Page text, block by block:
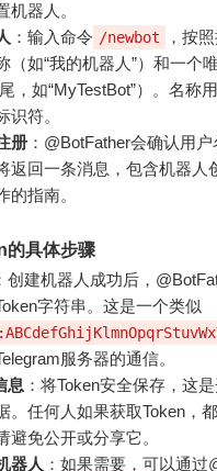
机器人。
：输入命令 /newbot
，按
（如“我的机器人”）和一个
，如“MyTestBot”）。名称
识符。
册 ：@BotFather会确认用户
返回一条消息，包含机器人
的指南。
的具体步骤
创建机器人成功后，
字符串。这是一个类似
服务器的通信。
息 ：将Token安全保存，这
。任何人如果获取Token，
避免公开或分享它。
器人 ：如果需要，可以通过